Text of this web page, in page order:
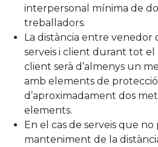
interpersonal mínima de
treballadors.
La distància entre venedor
serveis i client durant tot el
client serà d’almenys un
amb elements de
d’aproximadament dos
elements.
En el cas de serveis que no
manteniment de la